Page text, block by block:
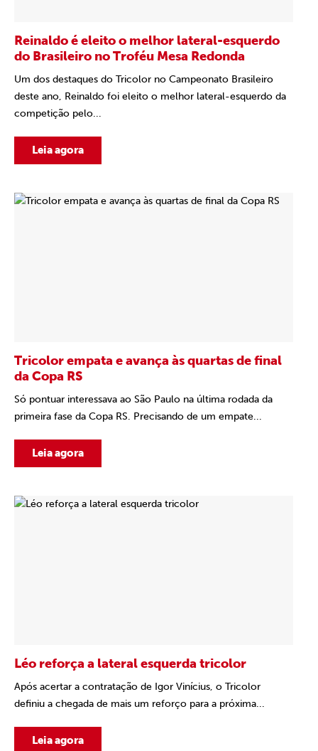
Reinaldo é eleito o melhor lateral-esquerdo
do Brasileiro no Troféu Mesa Redonda
Um dos destaques do Tricolor no Campeonato Brasileiro
deste ano, Reinaldo foi eleito o melhor lateral-esquerdo da
competição pelo...
Leia agora
Tricolor empata e avança às quartas de final
da Copa RS
Só pontuar interessava ao São Paulo na última rodada da
primeira fase da Copa RS. Precisando de um empate...
Leia agora
Léo reforça a lateral esquerda tricolor
Após acertar a contratação de Igor Vinícius, o Tricolor
definiu a chegada de mais um reforço para a próxima...
Leia agora